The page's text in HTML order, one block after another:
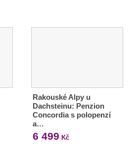
Rakouské Alpy u
Dachsteinu: Penzion
Concordia s polopenzí
a…
6 499 Kč